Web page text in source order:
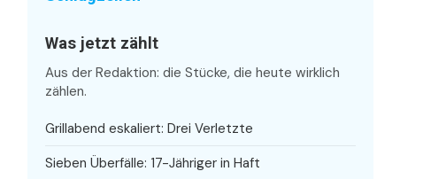
Was jetzt zählt
Aus der Redaktion: die Stücke, die heute wirklich
zählen.
Grillabend eskaliert: Drei Verletzte
Sieben Überfälle: 17-Jähriger in Haft